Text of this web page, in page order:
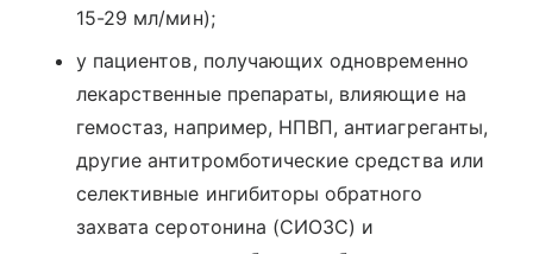
15-29 мл/мин);
у пациентов, получающих одновременно
лекарственные препараты, влияющие на
гемостаз, например, НПВП, антиагреганты,
другие антитромботические средства или
селективные ингибиторы обратного
захвата серотонина (СИОЗС) и